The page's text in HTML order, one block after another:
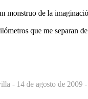
monstruo de la
que me separan
- 14 de agosto de 2009